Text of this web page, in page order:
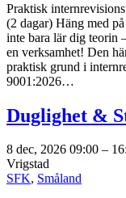
Praktisk
(2 dagar) Häng med
inte bara lär dig teorin
en verksamhet! Den
praktisk grund i
9001:2026…
Duglighet &
8 dec, 2026 09:00 –
Vrigstad
SFK, Småland